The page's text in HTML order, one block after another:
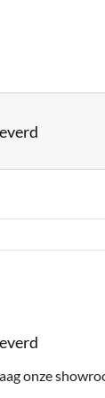
onze